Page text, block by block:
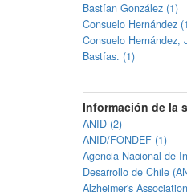
Bastían González (1)
Consuelo Hernández
Consuelo Hernández,
Bastías. (1)
Información de la
ANID (2)
ANID/FONDEF (1)
Agencia Nacional de
Desarrollo de Chile
Alzheimer's